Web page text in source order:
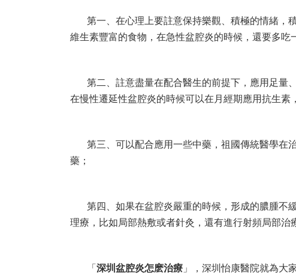
第一、在心理上要註意保持樂觀、積極的情緒，
維生素豐富的食物，在急性盆腔炎的時候，還要多吃
第二、註意盡量在配合醫生的前提下，應用足量
在慢性遷延性盆腔炎的時候可以在月經期應用抗生素
第三、可以配合應用一些中藥，祖國傳統醫學在
藥；
第四、如果在盆腔炎嚴重的時候，形成的膿腫不
理療，比如局部熱敷或者針灸，還有進行射頻局部治
「深圳盆腔炎怎麽治療 」，深圳怡康醫院就為大